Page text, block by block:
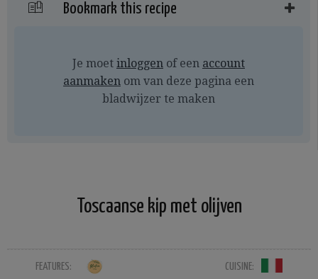
Bookmark this recipe
Je moet inloggen of een account
aanmaken om van deze pagina een
bladwijzer te maken
Toscaanse kip met olijven
FEATURES: CUISINE: